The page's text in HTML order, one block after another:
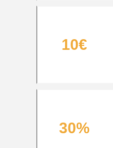
10€
30%